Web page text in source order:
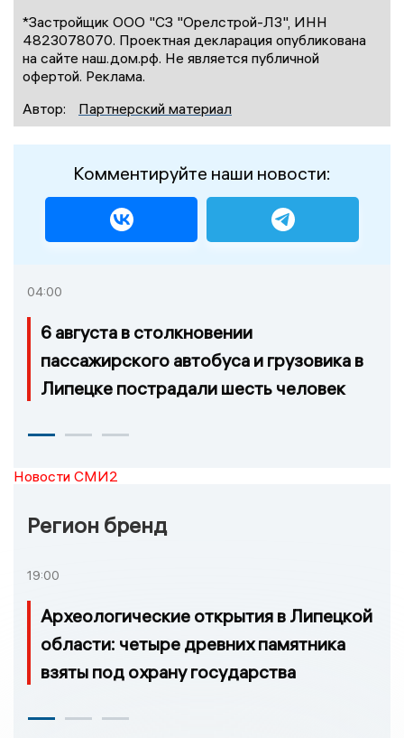
*Застройщик ООО "СЗ "Орелстрой-Л3", ИНН
4823078070. Проектная декларация опубликована
на сайте наш.дом.рф. Не является публичной
офертой. Реклама.
Автор:
Партнерский материал
Комментируйте наши новости:
04:00
6 августа в столкновении
пассажирского автобуса и грузовика в
Липецке пострадали шесть человек
Новости СМИ2
Регион бренд
19:00
Археологические открытия в Липецкой
области: четыре древних памятника
взяты под охрану государства